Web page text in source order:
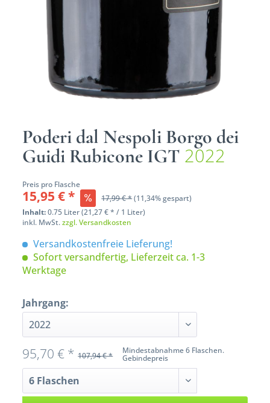
Poderi dal Nespoli Borgo dei
Guidi Rubicone IGT 2022
Preis pro Flasche
15,95 € * 17,99 € *(11,34% gespart)
Inhalt:0.75 Liter (21,27 € * / 1 Liter)
inkl. MwSt.zzgl. Versandkosten
Versandkostenfreie Lieferung!
Sofort versandfertig, Lieferzeit ca. 1-3
Werktage
Jahrgang:
Mindestabnahme 6 Flaschen.
Gebindepreis
95,70 € * 107,94 € *